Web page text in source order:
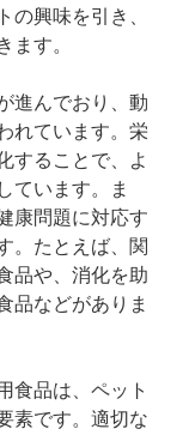
興味を引き、
ます。
進んでおり、動
れています。栄
することで、よ
ています。ま
康問題に対応す
。たとえば、関
品や、消化を助
品などがありま
食品は、ペット
素です。適切な